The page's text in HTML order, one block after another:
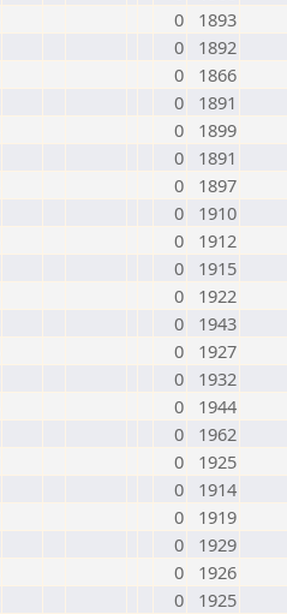
0
1893
0
1892
0
1866
0
1891
0
1899
0
1891
0
1897
0
1910
0
1912
0
1915
0
1922
0
1943
0
1927
0
1932
0
1944
0
1962
0
1925
0
1914
0
1919
0
1929
0
1926
0
1925